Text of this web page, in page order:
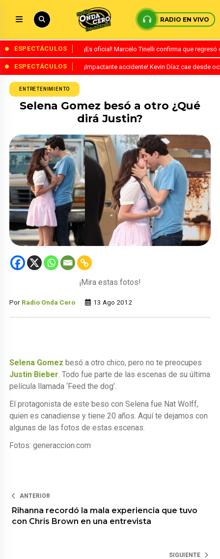
RADIO EN VIVO
ESPECTÁCULOS ¡Es oficial! Marcelo Tinelli confirma que
ESPECTÁCULOS ¡Impactante accidente! Kevin Díaz cae desde
ENTRETENIMIENTO
Selena Gomez besó a otro ¿Qué
dirá Justin?
¡Mira estas fotos!
Por Radio Onda Cero 13 Ago 2012
Selena Gomez besó a otro chico, pero no te preocupes
Justin Bieber. Todo fue parte de las escenas de su última
película llamada ‘Feed the dog’.
El protagonista de este beso con Selena fue Nat Wolff,
quien es canadiense y tiene 20 años. Aquí te dejamos con
algunas de las fotos de estas escenas.
Fotos: generaccion.com
ANTERIOR
Rihanna recordó la mala experiencia que tuvo
con Chris Brown en una entrevista
SIGUIENTE